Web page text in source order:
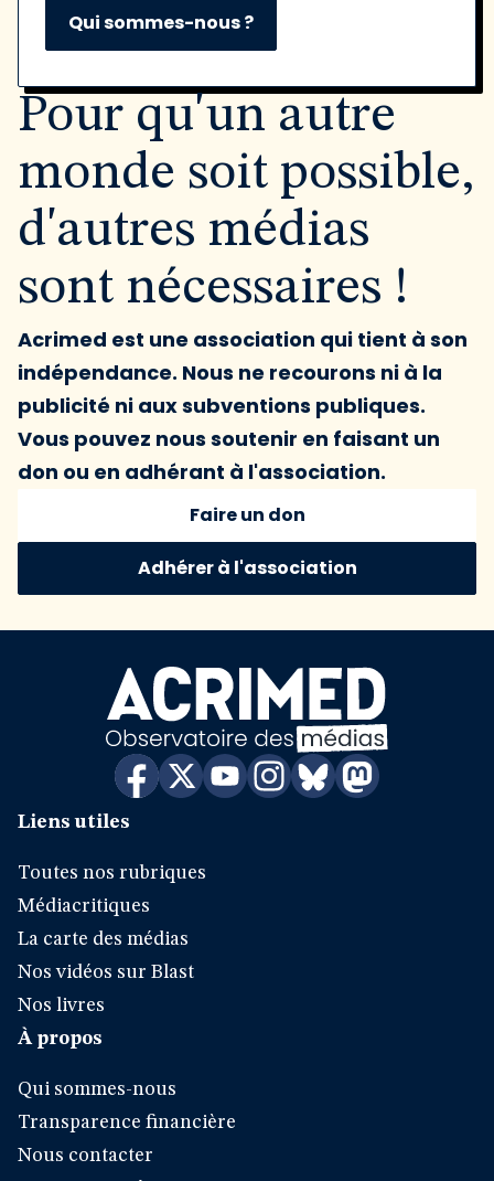
Qui sommes-nous ?
Pour qu'un autre
monde soit possible,
d'autres médias
sont nécessaires !
Acrimed est une association qui tient à son
indépendance. Nous ne recourons ni à la
publicité ni aux subventions publiques.
Vous pouvez nous soutenir en faisant un
don ou en adhérant à l'association.
Faire un don
Adhérer à l'association
Liens utiles
Toutes nos rubriques
Médiacritiques
La carte des médias
Nos vidéos sur Blast
Nos livres
À propos
Qui sommes-nous
Transparence financière
Nous contacter